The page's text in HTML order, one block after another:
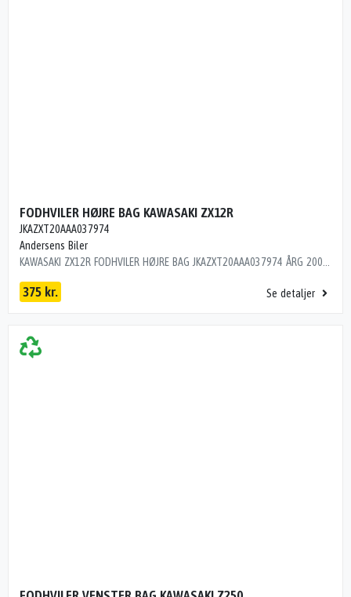
FODHVILER HØJRE BAG KAWASAKI ZX12R
JKAZXT20AAA037974
Andersens Biler
375 kr. Se detaljer